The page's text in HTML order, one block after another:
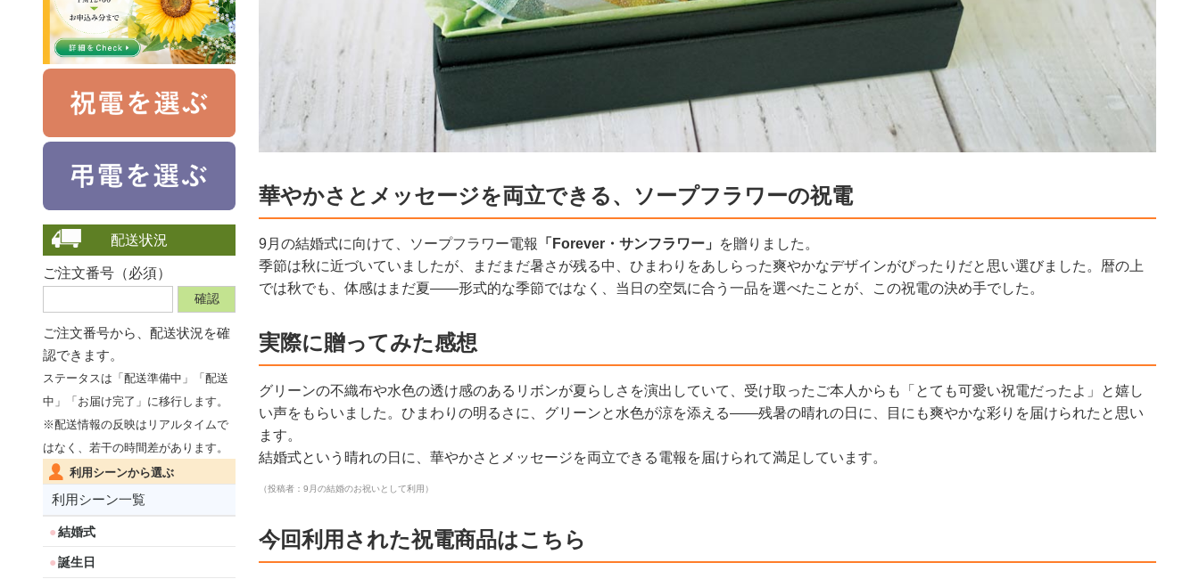
配送状況
ご注文番号（必須）
ご注文番号から、 配送状況を確
認できます。
ステータスは「配送準備中」「配送
中」「お届け完了」に移行します。
※配送情報の反映はリアルタイムで
はなく、若干の時間差があります。
利用シーンから選ぶ
利用シーン一覧
結婚式
誕生日
華やかさとメッセージを両立できる、ソープフラワーの祝電
9月の結婚式に向けて、ソープフラワー電報 「Forever・サンフラワー」
を贈りました。
季節は秋に近づいていましたが、まだまだ暑さが残る中、ひまわりをあしらった爽やかなデザインがぴったりだと思い選びました。暦の上
では秋でも、体感はまだ夏——形式的な季節ではなく、当日の空気に合う一品を選べたことが、この祝電の決め手でした。
実際に贈ってみた感想
グリーンの不織布や水色の透け感のあるリボンが夏らしさを演出していて、受け取ったご本人からも「とても可愛い祝電だったよ」と嬉し
い声をもらいました。ひまわりの明るさに、グリーンと水色が涼を添える——残暑の晴れの日に、目にも爽やかな彩りを届けられたと思い
ます。
結婚式という晴れの日に、華やかさとメッセージを両立できる電報を届けられて満足しています。
（投稿者：9月の結婚のお祝いとして利用）
今回利用された祝電商品はこちら